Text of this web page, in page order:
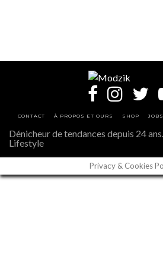
CONTACT À PROPOS ET OURS SHOP JOBS
Dénicheur de tendances depuis 24
Lifestyle
Privacy & Cookies